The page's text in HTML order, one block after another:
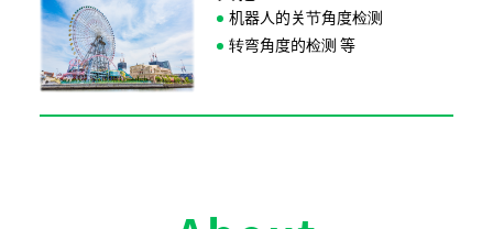
机器人的关节角度检测
转弯角度的检测